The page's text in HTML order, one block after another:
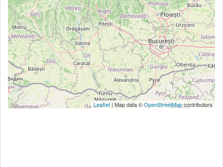
Leaflet| Map data ©OpenStreetMapcontributors